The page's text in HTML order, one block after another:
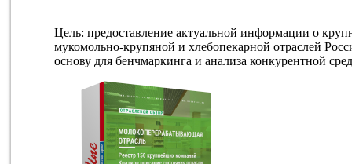
Цель: предоставление актуальной информации о
мукомольно-крупяной и хлебопекарной отраслей
основу для бенчмаркинга и анализа конкурентной